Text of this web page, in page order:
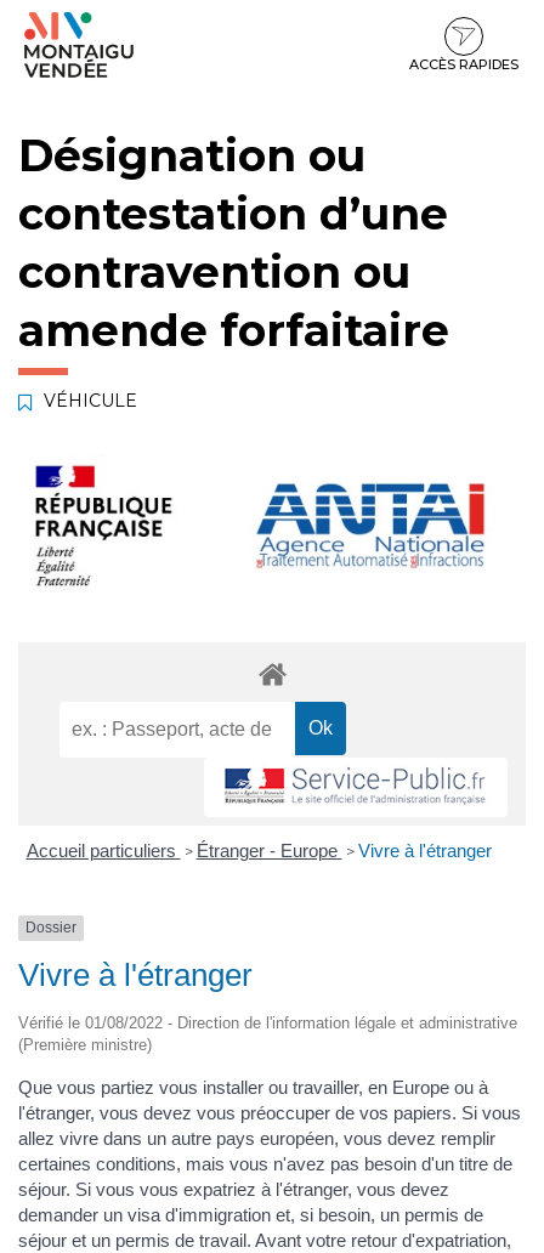
Gestion des traceurs
Aller
Aller
contenu
Aller
pied
ACCÈS RAPIDES
Désignation ou
contestation d’une
contravention ou
amende forfaitaire
VÉHICULE
Accueil particuliers > Étranger - Europe > Vivre à l'étranger
Dossier
Vivre à l'étranger
Vérifié le 01/08/2022 - Direction de l'information légale et administrative
(Première ministre)
Que vous partiez vous installer ou travailler, en Europe ou à
l'étranger, vous devez vous préoccuper de vos papiers. Si vous
allez vivre dans un autre pays européen, vous devez remplir
certaines conditions, mais vous n'avez pas besoin d'un titre de
séjour. Si vous vous expatriez à l'étranger, vous devez
demander un visa d'immigration et, si besoin, un permis de
séjour et un permis de travail. Avant votre retour d'expatriation,